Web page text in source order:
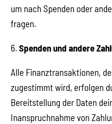
um nach Spenden oder
fragen.
6.Spenden und andere
Alle Finanztransaktionen,
zugestimmt wird, erfolgen
Bereitstellung der Daten
Inanspruchnahme von